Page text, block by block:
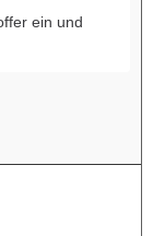
ein und